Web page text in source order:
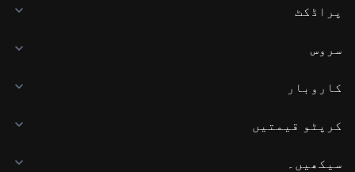
پراڈکٹ
سروس
کاروبار
کرپٹو قیمتیں
سیکھیں۔